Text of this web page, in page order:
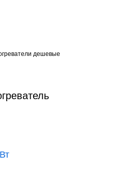
дешевые